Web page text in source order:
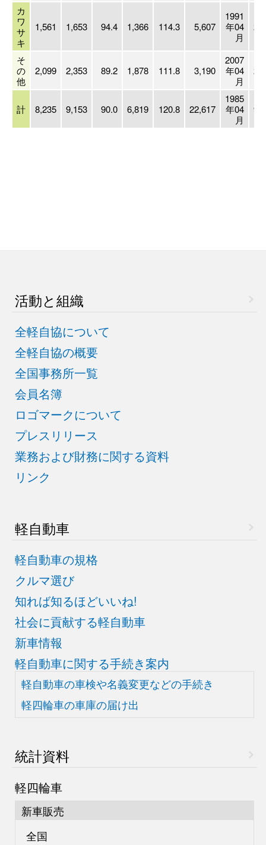
カ
ワ
サ
キ
1,561 1,653 94.4 1,366 114.3 5,607
1991
年04
月
そ
の
他
2,099 2,353 89.2 1,878 111.8 3,190
2007
年04
月
計 8,235 9,153 90.0 6,819 120.8 22,617
1985
年04
月
活動と組織
全軽自協について
全軽自協の概要
全国事務所一覧
会員名簿
ロゴマークについて
プレスリリース
業務および財務に関する資料
リンク
軽自動車
軽自動車の規格
クルマ選び
知れば知るほどいいね!
社会に貢献する軽自動車
新車情報
軽自動車に関する手続き案内
軽自動車の車検や名義変更などの手続き
軽四輪車の車庫の届け出
統計資料
軽四輪車
新車販売
全国